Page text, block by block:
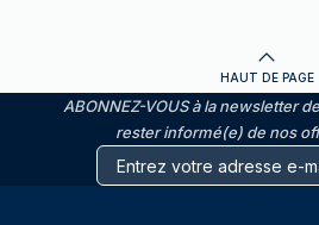
HAUT DE PAGE
ABONNEZ-VOUS à la newsletter
rester informé(e) de nos